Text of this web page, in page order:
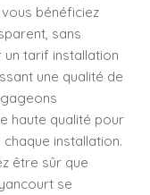
bénéficiez
sans
tarif installation
une qualité de
haute qualité pour
installation.
être sûr que
se